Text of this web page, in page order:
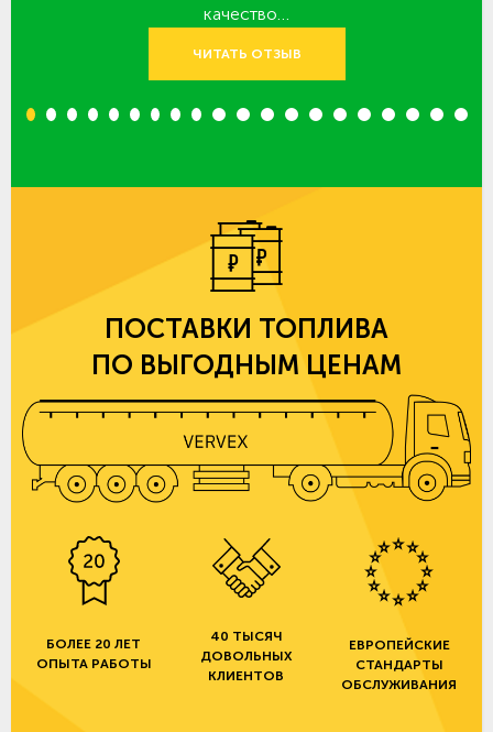
качество…
ЧИТАТЬ ОТЗЫВ
1 2 3 4 5 6 7 8 9 10 11 12 13 14 15 16 17 18 19 20
ПОСТАВКИ ТОПЛИВА
ПО ВЫГОДНЫМ ЦЕНАМ
БОЛЕЕ 20 ЛЕТ
ОПЫТА РАБОТЫ
40 ТЫСЯЧ
ДОВОЛЬНЫХ
КЛИЕНТОВ
ЕВРОПЕЙСКИЕ
СТАНДАРТЫ
ОБСЛУЖИВАНИЯ